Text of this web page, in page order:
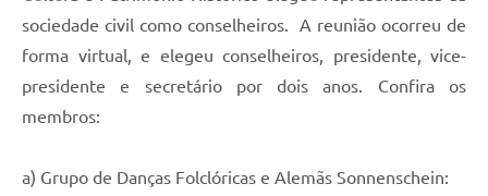
sociedade civil como conselheiros. A reunião ocorreu de
forma virtual, e elegeu conselheiros, presidente, vice-
presidente e secretário por dois anos. Confira os
membros:
a) Grupo de Danças Folclóricas e Alemãs Sonnenschein: